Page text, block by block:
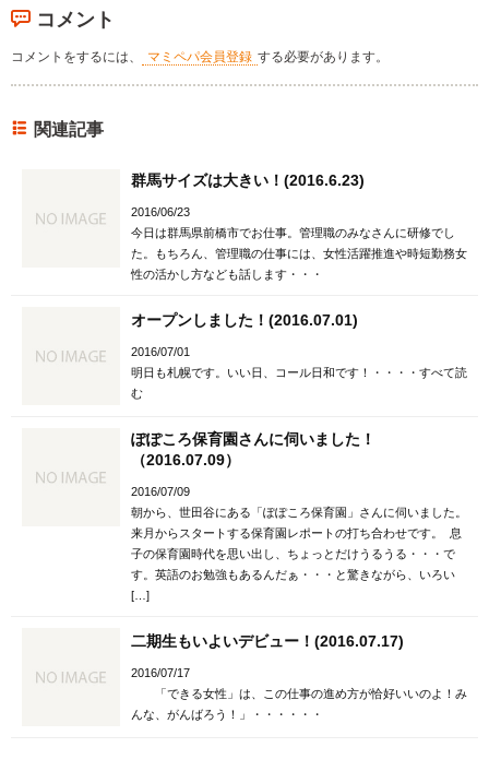
コメント
コメントをするには、 マミペパ会員登録 する必要があります。
関連記事
群馬サイズは大きい！(2016.6.23)
2016/06/23
今日は群馬県前橋市でお仕事。管理職のみなさんに研修でし
た。もちろん、管理職の仕事には、女性活躍推進や時短勤務女
性の活かし方なども話します・・・
オープンしました！(2016.07.01)
2016/07/01
明日も札幌です。いい日、コール日和です！・・・・すべて読
む
ぽぽころ保育園さんに伺いました！
（2016.07.09）
2016/07/09
朝から、世田谷にある「ぽぽころ保育園」さんに伺いました。
来月からスタートする保育園レポートの打ち合わせです。 息
子の保育園時代を思い出し、ちょっとだけうるうる・・・で
す。英語のお勉強もあるんだぁ・・・と驚きながら、いろい
[…]
二期生もいよいデビュー！(2016.07.17)
2016/07/17
「できる女性」は、この仕事の進め方が恰好いいのよ！み
んな、がんばろう！」・・・・・・